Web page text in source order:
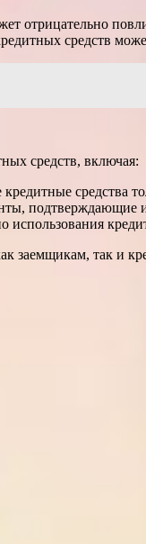
отрицательно
средств
средств, включая:
средства
подтверждающие
так и